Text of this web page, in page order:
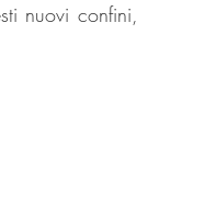
nuovi confini,